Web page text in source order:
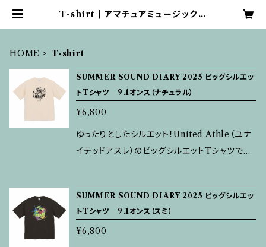
T-shirt | アマチュアミュージックラ
HOME T-shirt
SUMMER SOUND DIARY 2025 ビッグシルエッ
トTシャツ 9.1オンス（ナチュラル）
¥6,800
ゆったりとしたシルエット！United Athle（ユナ
イテッドアスレ）のビッグシルエットTシャツです。
ルプリント.jpで生成したイメージです。実物とは
異なる場合がありますのでご注意ください。
SUMMER SOUND DIARY 2025 ビッグシルエッ
トTシャツ 9.1オンス（スミ）
¥6,800